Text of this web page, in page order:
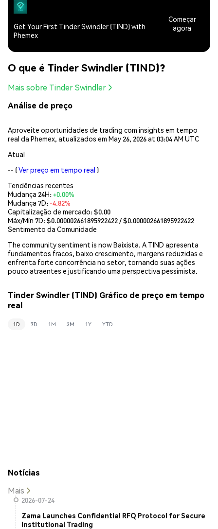
Get Your First Tinder Swindler (TIND) with
Phemex
Começar
agora
O que é Tinder Swindler (TIND)?
Mais sobre Tinder Swindler
Análise de preço
Aproveite oportunidades de trading com insights em tempo
real da Phemex, atualizados em May 26, 2026 at 03:04 AM UTC
Atual
-- (Ver preço em tempo real )
Tendências recentes
Mudança 24H:+0.00%
Mudança 7D: -4.82%
Capitalização de mercado:$0.00
Máx/Mín 7D: $0.000002661895922422/ $0.000002661895922422
Sentimento da Comunidade
The community sentiment is now Baixista. A TIND apresenta
fundamentos fracos, baixo crescimento, margens reduzidas e
enfrenta forte concorrência no setor, tornando suas ações
pouco atraentes e justificando uma perspectiva pessimista.
Tinder Swindler (TIND) Gráfico de preço em tempo
real
1D 7D 1M 3M 1Y YTD
Notícias
Mais
2026-07-24
Zama Launches Confidential RFQ Protocol for Secure
Institutional Trading